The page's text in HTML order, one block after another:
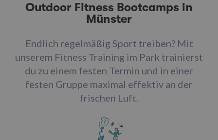
Outdoor Fitness Bootcamps in
Münster
Endlich regelmäßig Sport treiben? Mit
unserem Fitness Training im Park trainierst
du zu einem festen Termin und in einer
festen Gruppe maximal effektiv an der
frischen Luft.